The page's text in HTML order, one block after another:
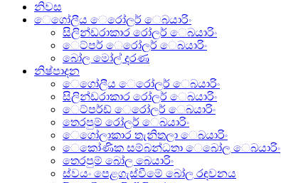
නිවස
ෙගෝලීය ෙරෝලර් ෙබයාරිං
සිලින්ඩරාකාර රෝලර් ෙබයාරිං
ෙට්පර් ෙරෝලර් ෙබයාරිං
බෝල මෝල් දරණ
නිෂ්පාදන
ෙගෝලීය ෙරෝලර් ෙබයාරිං
සිලින්ඩරාකාර රෝලර් ෙබයාරිං
ෙට්පර්ඩ් ෙරෝලර් ෙබයාරිං
තෙරපුම් රෝලර් ෙබයාරිං
ෙගෝලාකාර තැනිතලා ෙබයාරිං
ෙකෝණික සම්බන්ධතා ෙබෝල ෙබයාරිං
තෙරපුම් බෝල බෙයාරිං
ස්වයං පෙළගැස්වීමේ බෝල රඳවනය